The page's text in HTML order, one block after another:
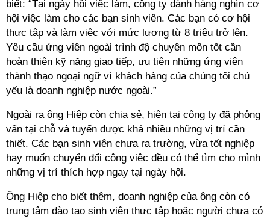
biết: “Tại ngày hội việc làm, công ty dành hàng nghìn cơ
hội việc làm cho các bạn sinh viên. Các bạn có cơ hội
thực tập và làm việc với mức lương từ 8 triệu trở lên.
Yêu cầu ứng viên ngoài trình độ chuyên môn tốt cần
hoàn thiện kỹ năng giao tiếp, ưu tiên những ứng viên
thành thạo ngoại ngữ vì khách hàng của chúng tôi chủ
yếu là doanh nghiệp nước ngoài.”
Ngoài ra ông Hiệp còn chia sẻ, hiện tại công ty đã phỏng
vấn tại chỗ và tuyển được khá nhiều những vị trí cần
thiết. Các bạn sinh viên chưa ra trường, vừa tốt nghiệp
hay muốn chuyển đổi công việc đều có thể tìm cho mình
những vị trí thích hợp ngay tại ngày hội.
Ông Hiệp cho biết thêm, doanh nghiệp của ông còn có
trung tâm đào tạo sinh viên thực tập hoặc người chưa có